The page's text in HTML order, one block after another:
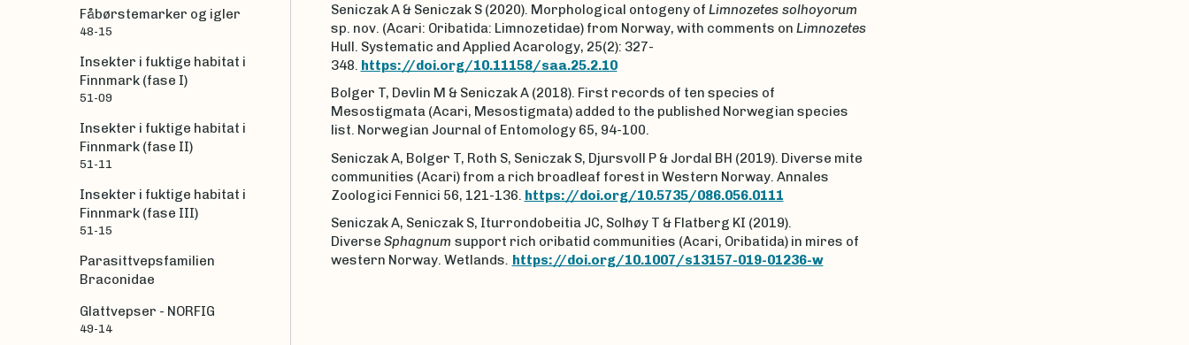
Seniczak A & Seniczak S (2020). Morphological ontogeny of Limnozetes solhoyorum
sp. nov. (Acari: Oribatida: Limnozetidae) from Norway, with comments on Limnozetes
Hull. Systematic and Applied Acarology, 25(2): 327-
348. https://doi.org/10.11158/saa.25.2.10
Bolger T, Devlin M & Seniczak A (2018). First records of ten species of
Mesostigmata (Acari, Mesostigmata) added to the published Norwegian species
list. Norwegian Journal of Entomology 65, 94-100.
Seniczak A, Bolger T, Roth S, Seniczak S, Djursvoll P & Jordal BH (2019). Diverse mite
communities (Acari) from a rich broadleaf forest in Western Norway. Annales
Zoologici Fennici 56, 121-136. https://doi.org/10.5735/086.056.0111
Seniczak A, Seniczak S, Iturrondobeitia JC, Solhøy T & Flatberg KI (2019).
Diverse Sphagnum support rich oribatid communities (Acari, Oribatida) in mires of
western Norway. Wetlands. https://doi.org/10.1007/s13157-019-01236-w
Fåbørstemarker og igler
48-15
Insekter i fuktige habitat i
Finnmark (fase I)
51-09
Insekter i fuktige habitat i
Finnmark (fase II)
51-11
Insekter i fuktige habitat i
Finnmark (fase III)
51-15
Parasittvepsfamilien
Braconidae
Glattvepser - NORFIG
49-14